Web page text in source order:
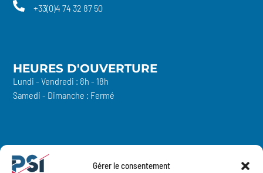
Gérer le consentement
+33(0)4 74 32 87 50
HEURES D'OUVERTURE
Lundi - Vendredi : 8h - 18h
Samedi - Dimanche : Fermé
PS INTELLIGENCE